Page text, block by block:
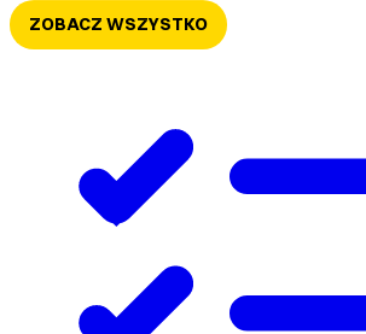
ZOBACZ WSZYSTKO